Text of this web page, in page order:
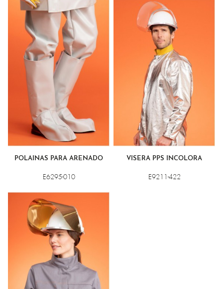
POLAINAS PARA ARENADO
E6295-010
VISERA PPS INCOLORA
E9211-422